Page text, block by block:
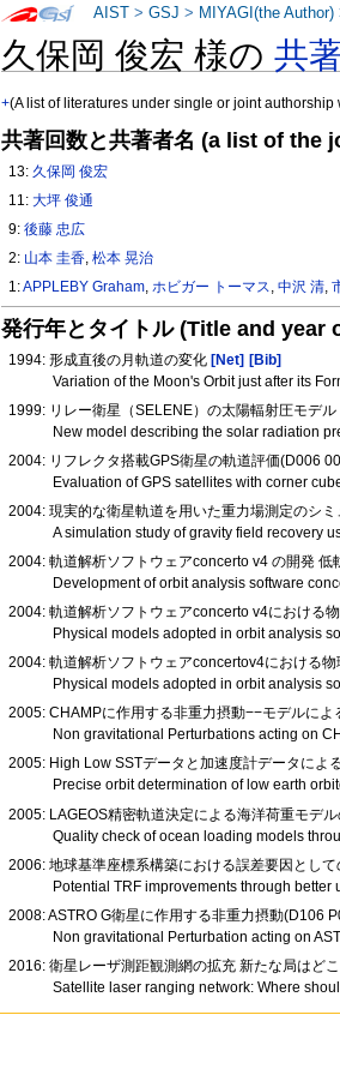
久保岡 俊宏 様の共
+(A list of literatures under single or joint
共著回数と共著者名 (a list of the
13: 久保岡 俊宏
11:大坪 俊通
9:後藤 忠広
2: 山本 圭香,松本 晃治
1:APPLEBY Graham,ホビガー トーマス,中沢 清,
発行年とタイトル (Title and year
1994: 形成直後の月軌道の変化 [Net] [Bib]
Variation of the Moon's Orbit just after its
1999: リレー衛星（SELENE）の太陽輻射圧モデル
New model describing the solar radiation
2004: リフレクタ搭載GPS衛星の軌道評価(D006
Evaluation of GPS satellites with corner
2004: 現実的な衛星軌道を用いた重力場測定のシ
A simulation study of gravity field recovery
2004: 軌道解析ソフトウェアconcerto v4 の開発
Development of orbit analysis software
2004: 軌道解析ソフトウェアconcerto v4における
Physical models adopted in orbit analysis
2004: 軌道解析ソフトウェアconcertov4における
Physical models adopted in orbit analysis
2005: CHAMPに作用する非重力摂動−−モデルに
Non gravitational Perturbations acting on
2005: High Low SSTデータと加速度計データによ
Precise orbit determination of low earth
2005: LAGEOS精密軌道決定による海洋荷重モデ
Quality check of ocean loading models
2006: 地球基準座標系構築における誤差要因とし
Potential TRF improvements through
2008: ASTRO G衛星に作用する非重力摂動(D106
Non gravitational Perturbation acting on
2016: 衛星レーザ測距観測網の拡充 新たな局はど
Satellite laser ranging network: Where
AIST >GSJ > MIYAGI(the Author)